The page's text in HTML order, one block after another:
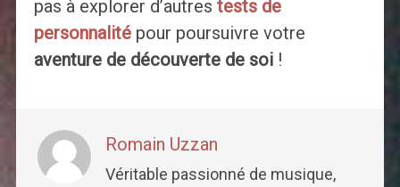
pas à explorer d’autres tests de
personnalitépour poursuivre votre
aventure de découverte de soi!
Romain Uzzan
Véritable passionné de musique,